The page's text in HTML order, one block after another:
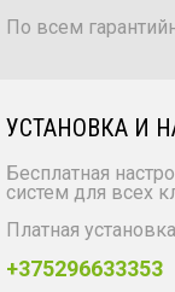
По всем
УСТАНОВКА И
Бесплатная
систем для всех
Платная
+375296633353